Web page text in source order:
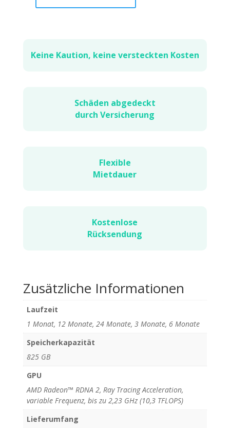
Menge
Keine Kaution, keine versteckten Kosten
Schäden abgedeckt
durch Versicherung
Flexible
Mietdauer
Kostenlose
Rücksendung
Zusätzliche Informationen
Laufzeit
1 Monat, 12 Monate, 24 Monate, 3 Monate, 6 Monate
Speicherkapazität
825 GB
GPU
AMD Radeon™ RDNA 2, Ray Tracing Acceleration,
variable Frequenz, bis zu 2,23 GHz (10,3 TFLOPS)
Lieferumfang